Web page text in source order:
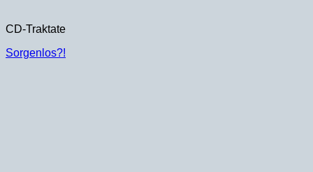
CD-Traktate
Sorgenlos?!